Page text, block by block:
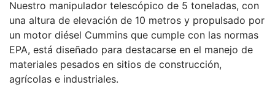
Nuestro manipulador telescópico de 5 toneladas, con
una altura de elevación de 10 metros y propulsado por
un motor diésel Cummins que cumple con las normas
EPA, está diseñado para destacarse en el manejo de
materiales pesados en sitios de construcción,
agrícolas e industriales.